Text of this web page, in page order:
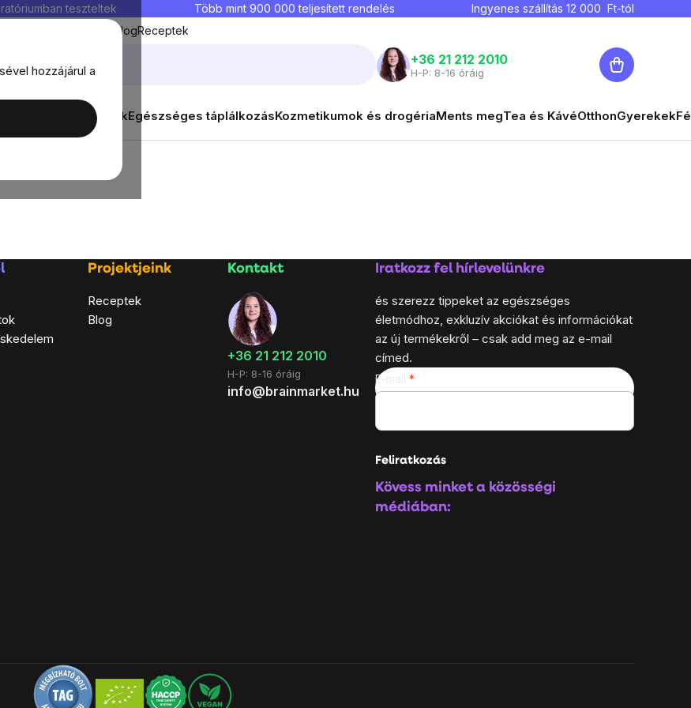
hozzájárul a
teszteltek Több mint 900 000 teljesített rendelés Ingyenes szállítás 12 000 Ft-tól
BlogReceptek
+36 21 212 2010
H-P: 8-16 óráig
Kosár
ÉlelmiszerekEgészséges táplálkozásKozmetikumok és drogériaMents megTea és KávéOtthonGyerekek
Projektjeink
Receptek
Blog
Kontakt
+36 21 212 2010
H-P: 8-16 óráig
info@brainmarket.hu
Iratkozz fel hírlevelünkre
és szerezz tippeket az egészséges
életmódhoz, exkluzív akciókat és információkat
az új termékekről – csak add meg az e-mail
címed.
E-mail
Feliratkozás
Kövess minket a közösségi
médiában: